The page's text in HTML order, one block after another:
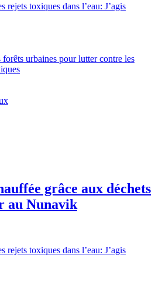
toxiques dans l’eau: J’agis
urbaines pour lutter contre les
grâce aux déchets
au Nunavik
toxiques dans l’eau: J’agis